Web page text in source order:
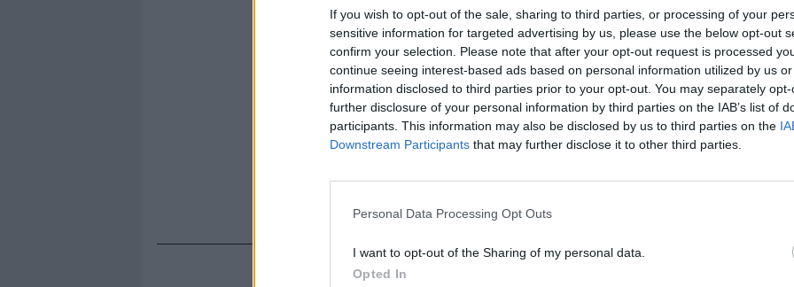
If you wish to opt-out of the sale, sharing to third parties, or processing of your
sensitive information for targeted advertising by us, please use the below opt-out
confirm your selection. Please note that after your opt-out request is processed
continue seeing interest-based ads based on personal information utilized by us
information disclosed to third parties prior to your opt-out. You may separately
further disclosure of your personal information by third parties on the IAB’s list of
participants. This information may also be disclosed by us to third parties on the
Downstream Participants that may further disclose it to other third parties.
Personal Data Processing Opt Outs
I want to opt-out of the Sharing of my personal data.
Opted In
Trump, Meloni e la strategia